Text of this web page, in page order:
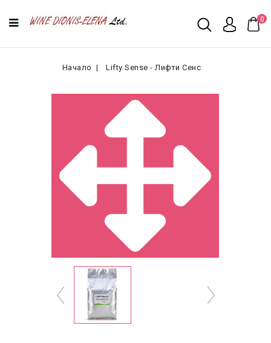
0
Начало Lifty Sense - Лифти Сенс